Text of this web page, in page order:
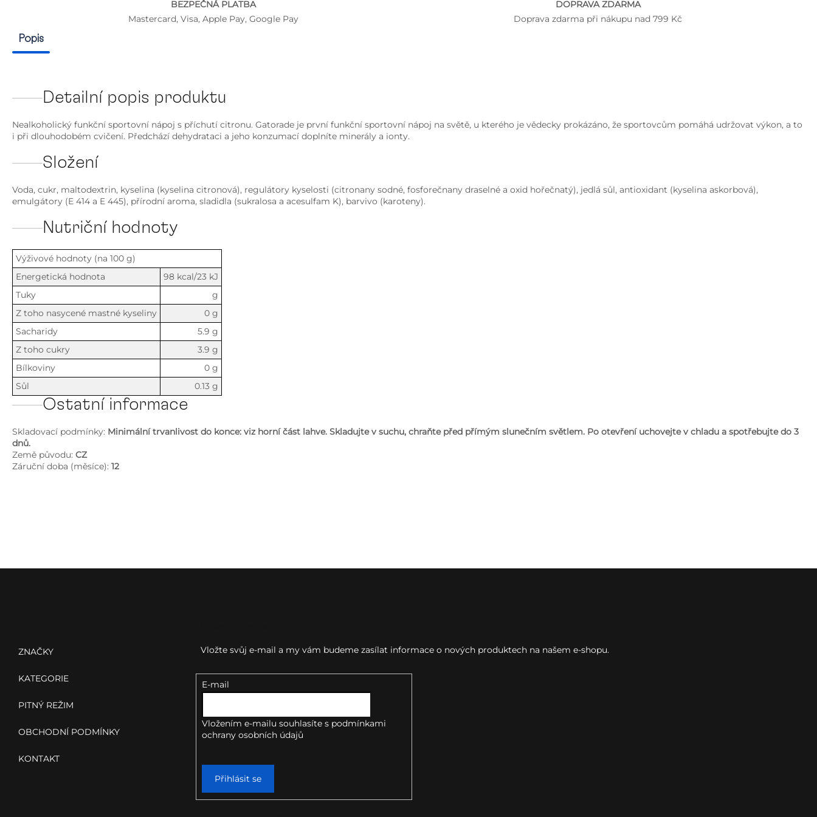
BEZPEČNÁ PLATBA
Mastercard, Visa, Apple Pay, Google Pay
DOPRAVA ZDARMA
Doprava zdarma při nákupu nad 799 Kč
Popis
Detailní popis produktu
Nealkoholický funkční sportovní nápoj s příchutí citronu. Gatorade je první funkční sportovní nápoj na světě, u kterého je vědecky prokázáno, že sportovcům pomáhá udržovat výkon, a to
i při dlouhodobém cvičení. Předchází dehydrataci a jeho konzumací doplníte minerály a ionty.
Složení
Voda, cukr, maltodextrin, kyselina (kyselina citronová), regulátory kyselosti (citronany sodné, fosforečnany draselné a oxid hořečnatý), jedlá sůl, antioxidant (kyselina askorbová),
emulgátory (E 414 a E 445), přírodní aroma, sladidla (sukralosa a acesulfam K), barvivo (karoteny).
Nutriční hodnoty
Výživové hodnoty (na 100 g)
Energetická hodnota
98 kcal/23 kJ
Tuky
g
Z toho nasycené mastné kyseliny
0 g
Sacharidy
5.9 g
Z toho cukry
3.9 g
Bílkoviny
0 g
Sůl
0.13 g
Ostatní informace
Skladovací podmínky: Minimální trvanlivost do konce: viz horní část lahve. Skladujte v suchu, chraňte před přímým slunečním světlem. Po otevření uchovejte v chladu a spotřebujte do 3
dnů.
Země původu: CZ
Záruční doba (měsíce): 12
ZNAČKY
KATEGORIE
PITNÝ REŽIM
OBCHODNÍ PODMÍNKY
KONTAKT
Vložte svůj e-mail a my vám budeme zasílat informace o nových produktech na našem e-shopu.
E-mail
Vložením e-mailu souhlasíte s podmínkami
ochrany osobních údajů
Přihlásit se